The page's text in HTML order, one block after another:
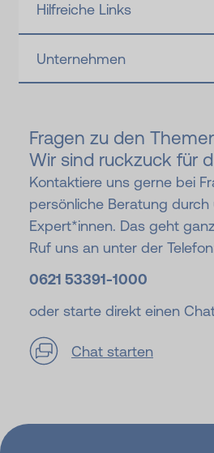
Hilfreiche Links
Unternehmen
Fragen zu den
Wir sind ruckzuck für
Kontaktiere uns gerne bei
persönliche Beratung durch
Expert*innen. Das geht
Ruf uns an unter der
0621 53391-1000
oder starte direkt einen
Chat starten